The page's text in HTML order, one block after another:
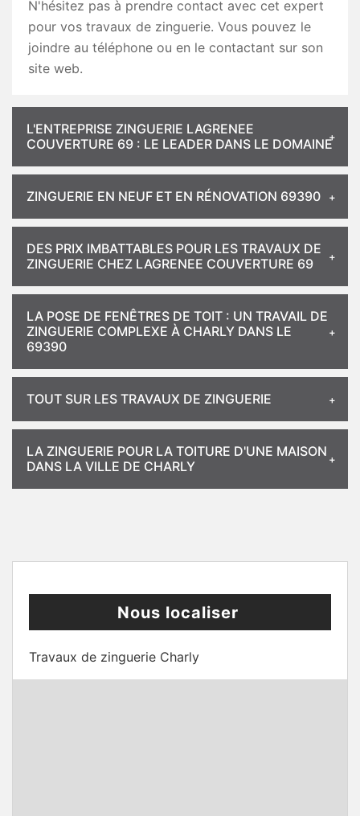
N'hésitez pas à prendre contact avec cet expert
pour vos travaux de zinguerie. Vous pouvez le
joindre au téléphone ou en le contactant sur son
site web.
L'ENTREPRISE ZINGUERIE LAGRENEE
COUVERTURE 69 : LE LEADER DANS LE DOMAINE
ZINGUERIE EN NEUF ET EN RÉNOVATION 69390
DES PRIX IMBATTABLES POUR LES TRAVAUX DE
ZINGUERIE CHEZ LAGRENEE COUVERTURE 69
LA POSE DE FENÊTRES DE TOIT : UN TRAVAIL DE
ZINGUERIE COMPLEXE À CHARLY DANS LE
69390
TOUT SUR LES TRAVAUX DE ZINGUERIE
LA ZINGUERIE POUR LA TOITURE D'UNE MAISON
DANS LA VILLE DE CHARLY
Nous localiser
Travaux de zinguerie Charly